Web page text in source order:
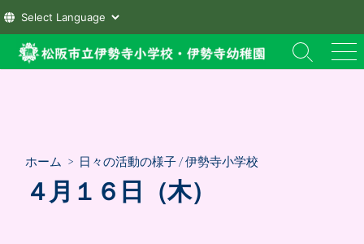
検
索
メ
ニ
ホーム > 日々の活動の様子 /伊勢寺小学校
４月１６日（木）